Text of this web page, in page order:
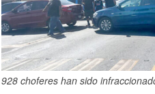
928 choferes han sido